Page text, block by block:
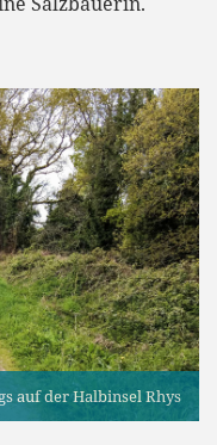
auf der Halbinsel Rhys